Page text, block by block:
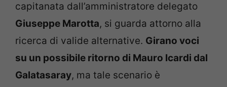
capitanata dall’amministratore delegato
Giuseppe Marotta, si guarda attorno alla
ricerca di valide alternative. Girano voci
su un possibile ritorno di Mauro Icardi dal
Galatasaray, ma tale scenario è